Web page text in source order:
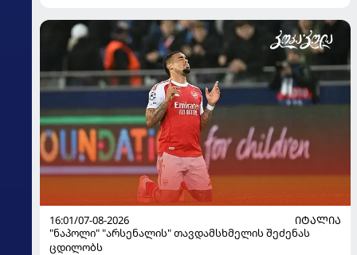
16:01/07-08-2026
ᲘᲢᲐᲚᲘᲐ
"ნაპოლი" "არსენალის" თავდამსხმელის შეძენას
ცდილობს